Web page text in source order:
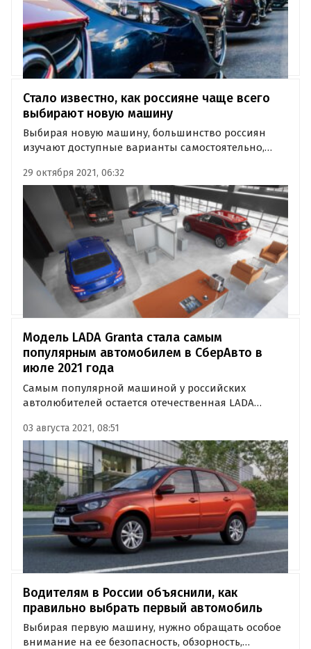
Стало известно, как россияне чаще всего
выбирают новую машину
Выбирая новую машину, большинство россиян
изучают доступные варианты самостоятельно,
японским брендам. Это выяснили эксперты
сервиса «СберАвто» и медиахолдинга Rambler&Co,
опросив почти 10,5 тысяч человек…
29 октября 2021, 06:32
Модель LADA Granta стала самым
популярным автомобилем в СберАвто в
июле 2021 года
Самым популярной машиной у российских
автолюбителей остается отечественная LADA
пользователей «СберАвто» в июле 2021 года и
сосредоточила на себе 52% спроса среди
покупателей новых машин и 48% – среди…
03 августа 2021, 08:51
Водителям в России объяснили, как
правильно выбрать первый автомобиль
Выбирая первую машину, нужно обращать особое
внимание на ее безопасность, обзорность,